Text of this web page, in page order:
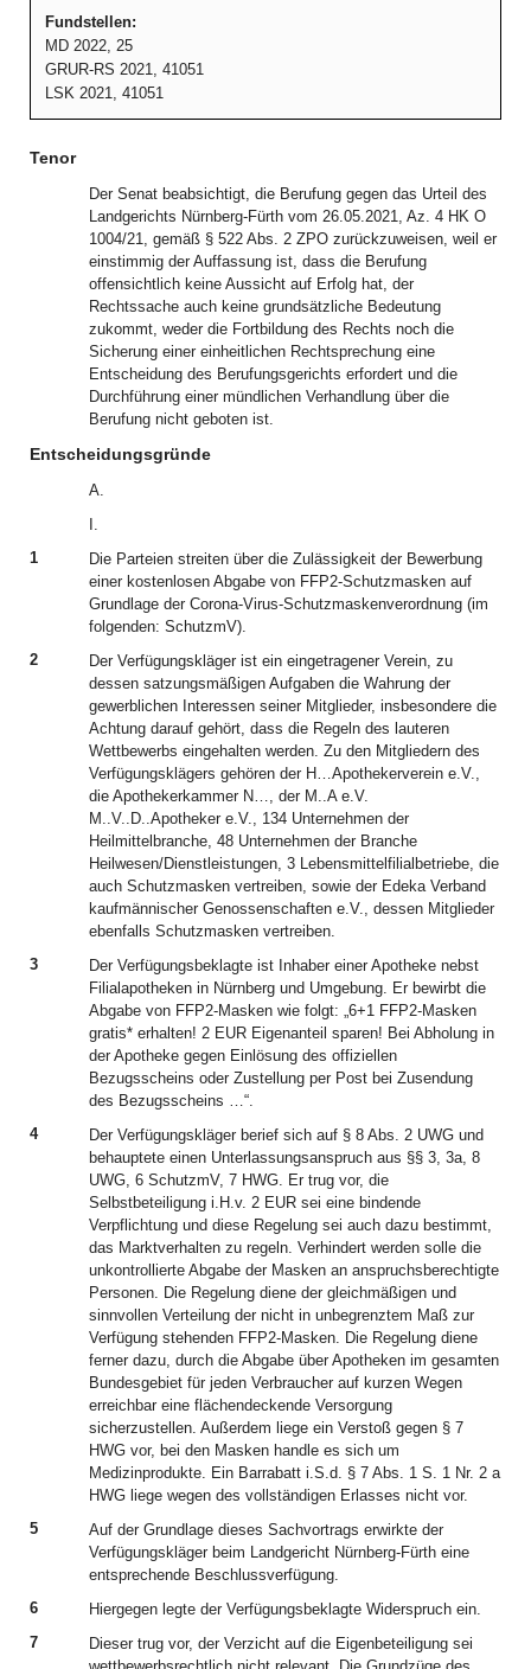
Fundstellen:
MD 2022, 25
GRUR-RS 2021, 41051
LSK 2021, 41051
Tenor
Der Senat beabsichtigt, die Berufung gegen das Urteil des
Landgerichts Nürnberg-Fürth vom 26.05.2021, Az. 4 HK O
1004/21, gemäß § 522 Abs. 2 ZPO zurückzuweisen, weil er
einstimmig der Auffassung ist, dass die Berufung
offensichtlich keine Aussicht auf Erfolg hat, der
Rechtssache auch keine grundsätzliche Bedeutung
zukommt, weder die Fortbildung des Rechts noch die
Sicherung einer einheitlichen Rechtsprechung eine
Entscheidung des Berufungsgerichts erfordert und die
Durchführung einer mündlichen Verhandlung über die
Berufung nicht geboten ist.
Entscheidungsgründe
A.
I.
1
Die Parteien streiten über die Zulässigkeit der Bewerbung
einer kostenlosen Abgabe von FFP2-Schutzmasken auf
Grundlage der Corona-Virus-Schutzmaskenverordnung (im
folgenden: SchutzmV).
2
Der Verfügungskläger ist ein eingetragener Verein, zu
dessen satzungsmäßigen Aufgaben die Wahrung der
gewerblichen Interessen seiner Mitglieder, insbesondere die
Achtung darauf gehört, dass die Regeln des lauteren
Wettbewerbs eingehalten werden. Zu den Mitgliedern des
Verfügungsklägers gehören der H…Apothekerverein e.V.,
die Apothekerkammer N…, der M..A e.V.
M..V..D..Apotheker e.V., 134 Unternehmen der
Heilmittelbranche, 48 Unternehmen der Branche
Heilwesen/Dienstleistungen, 3 Lebensmittelfilialbetriebe, die
auch Schutzmasken vertreiben, sowie der Edeka Verband
kaufmännischer Genossenschaften e.V., dessen Mitglieder
ebenfalls Schutzmasken vertreiben.
3
Der Verfügungsbeklagte ist Inhaber einer Apotheke nebst
Filialapotheken in Nürnberg und Umgebung. Er bewirbt die
Abgabe von FFP2-Masken wie folgt: „6+1 FFP2-Masken
gratis* erhalten! 2 EUR Eigenanteil sparen! Bei Abholung in
der Apotheke gegen Einlösung des offiziellen
Bezugsscheins oder Zustellung per Post bei Zusendung
des Bezugsscheins …“.
4
Der Verfügungskläger berief sich auf § 8 Abs. 2 UWG und
behauptete einen Unterlassungsanspruch aus §§ 3, 3a, 8
UWG, 6 SchutzmV, 7 HWG. Er trug vor, die
Selbstbeteiligung i.H.v. 2 EUR sei eine bindende
Verpflichtung und diese Regelung sei auch dazu bestimmt,
das Marktverhalten zu regeln. Verhindert werden solle die
unkontrollierte Abgabe der Masken an anspruchsberechtigte
Personen. Die Regelung diene der gleichmäßigen und
sinnvollen Verteilung der nicht in unbegrenztem Maß zur
Verfügung stehenden FFP2-Masken. Die Regelung diene
ferner dazu, durch die Abgabe über Apotheken im gesamten
Bundesgebiet für jeden Verbraucher auf kurzen Wegen
erreichbar eine flächendeckende Versorgung
sicherzustellen. Außerdem liege ein Verstoß gegen § 7
HWG vor, bei den Masken handle es sich um
Medizinprodukte. Ein Barrabatt i.S.d. § 7 Abs. 1 S. 1 Nr. 2 a
HWG liege wegen des vollständigen Erlasses nicht vor.
5
Auf der Grundlage dieses Sachvortrags erwirkte der
Verfügungskläger beim Landgericht Nürnberg-Fürth eine
entsprechende Beschlussverfügung.
6
Hiergegen legte der Verfügungsbeklagte Widerspruch ein.
7
Dieser trug vor, der Verzicht auf die Eigenbeteiligung sei